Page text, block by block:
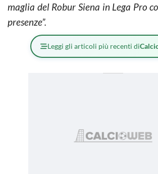
maglia del Robur Siena in Lega Pro
presenze”.
Leggi gli articoli più recenti di